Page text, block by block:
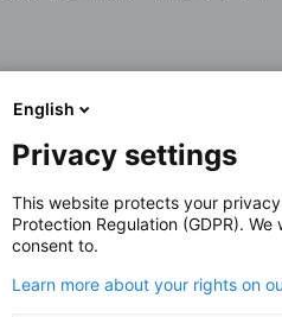
超える顧客プロジェクトに携
ロセス コンサルタント、SAP
合的にサポートします。
によって設立され、現在も
ます。つまり、当社はSAPの
English
Privacy settings
This website protects your
Protection Regulation (GDPR).
consent to.
Learn more about your rights on